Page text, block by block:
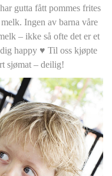
gutta fått pommes frites
Ingen av barna våre
– ikke så ofte det er et
happy ♥ Til oss kjøpte
sjømat – deilig!